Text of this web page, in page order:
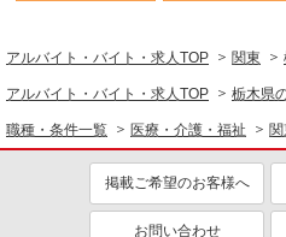
アルバイト・バイト・求人TOP 関東
アルバイト・バイト・求人TOP 栃木県
職種・条件一覧 医療・介護・福祉
掲載ご希望のお客様へ
お問い合わせ